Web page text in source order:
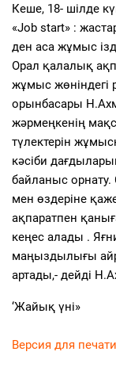
Кеше, 18- шілде
«Job start» :
ден аса жұмыс
Орал қалалық
жұмыс
орынбасары
жәрмеңкенің
түлектерін
кәсіби
байланыс
мен өздеріне
ақпаратпен
кеңес алады .
маңыздылығы
артады,- дейді
‘Жайық үні»
Версия для печати